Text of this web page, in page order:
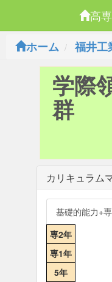
高
ホーム
福井工
学際
群
カリキュラム
基礎的能力+
専2年
専1年
5年